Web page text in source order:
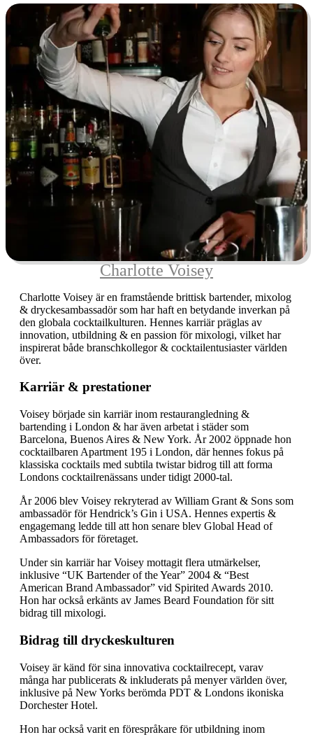
Charlotte Voisey
Charlotte Voisey är en framstående brittisk bartender, mixolog
& dryckesambassadör som har haft en betydande inverkan på
den globala cocktailkulturen. Hennes karriär präglas av
innovation, utbildning & en passion för mixologi, vilket har
inspirerat både branschkollegor & cocktailentusiaster världen
över.
Karriär & prestationer
Voisey började sin karriär inom restaurangledning &
bartending i London & har även arbetat i städer som
Barcelona, Buenos Aires & New York. År 2002 öppnade hon
cocktailbaren Apartment 195 i London, där hennes fokus på
klassiska cocktails med subtila twistar bidrog till att forma
Londons cocktailrenässans under tidigt 2000-tal.
År 2006 blev Voisey rekryterad av William Grant & Sons som
ambassadör för Hendrick’s Gin i USA. Hennes expertis &
engagemang ledde till att hon senare blev Global Head of
Ambassadors för företaget.
Under sin karriär har Voisey mottagit flera utmärkelser,
inklusive “UK Bartender of the Year” 2004 & “Best
American Brand Ambassador” vid Spirited Awards 2010.
Hon har också erkänts av James Beard Foundation för sitt
bidrag till mixologi.
Bidrag till dryckeskulturen
Voisey är känd för sina innovativa cocktailrecept, varav
många har publicerats & inkluderats på menyer världen över,
inklusive på New Yorks berömda PDT & Londons ikoniska
Dorchester Hotel.
Hon har också varit en förespråkare för utbildning inom